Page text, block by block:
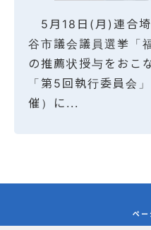
5月18日(月)連合埼
谷市議会議員選挙「
の推薦状授与をお
「第5回執行委員会
催）に...
ペー